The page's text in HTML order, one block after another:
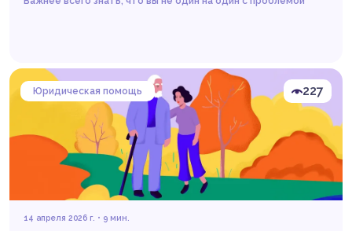
Юридическая помощь 227
14 апреля 2026 г. • 9 мин.